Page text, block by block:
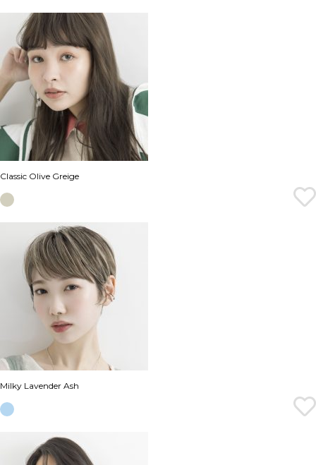
Classic Olive Greige
Milky Lavender Ash